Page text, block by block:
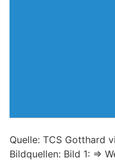
Quelle: TCS Gotthard
Bildquellen: Bild 1: =>